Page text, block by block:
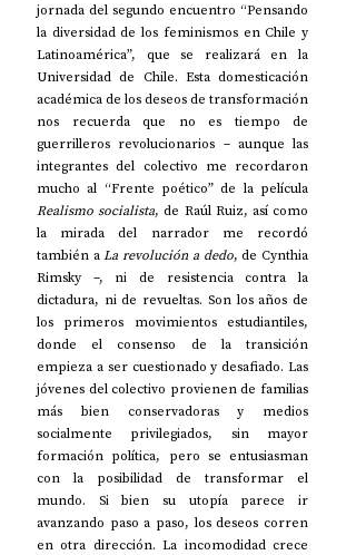
jornada del segundo encuentro “Pensando
la diversidad de los feminismos en Chile y
Latinoamérica”, que se realizará en la
Universidad de Chile. Esta domesticación
académica de los deseos de transformación
nos recuerda que no es tiempo de
guerrilleros revolucionarios – aunque las
integrantes del colectivo me recordaron
Realismo socialista, de Raúl Ruiz, así como
la mirada del narrador me recordó
también a La revolución a dedo, de Cynthia
Rimsky –, ni de resistencia contra la
dictadura, ni de revueltas. Son los años de
los primeros movimientos estudiantiles,
donde el consenso de la transición
empieza a ser cuestionado y desafiado. Las
jóvenes del colectivo provienen de familias
más bien conservadoras y medios
socialmente privilegiados, sin mayor
formación política, pero se entusiasman
con la posibilidad de transformar el
mundo. Si bien su utopía parece ir
avanzando paso a paso, los deseos corren
en otra dirección. La incomodidad crece